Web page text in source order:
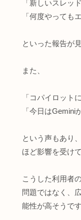
「新しいスレッ
「何度やっても
といった報告が
また、
「コパイロット
「今日はGemini
という声もあり
ほど影響を受け
こうした利用者
問題ではなく、
能性が高そうです